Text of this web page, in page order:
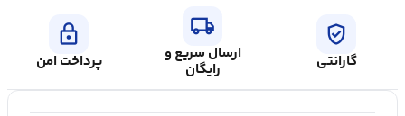
verified_user
گارانتی
local_shipping
ارسال سریع و
رایگان
lock
پرداخت امن